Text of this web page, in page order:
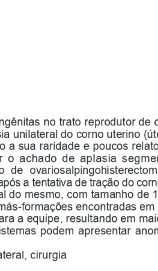
no trato reprodutor de
unilateral do corno uterino
a   sua raridade e   poucos
o  achado  de  aplasia
de
a tentativa de tração do
do mesmo, com tamanho de
formações encontradas em
a equipe, resultando em
podem apresentar
cirurgia